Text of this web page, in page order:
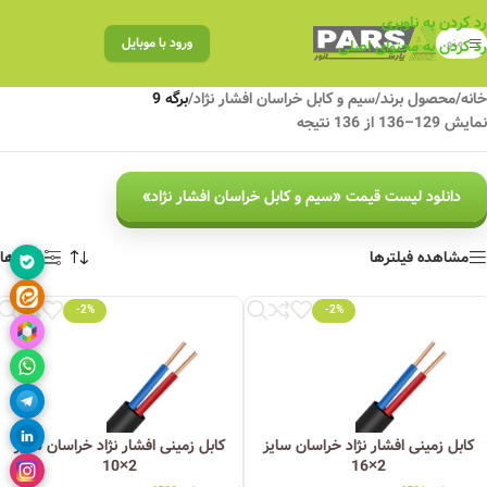
رد کردن به ناوبری
رد کردن به محتوای اصلی
منو ورود با موبایل
خانه/محصول برند/سیم و کابل خراسان افشار نژاد/برگه 9
نمایش 129–136 از 136 نتیجه
دانلود لیست قیمت «سیم و کابل خراسان افشار نژاد»
مشاهده فیلترها فیلترها
-2%
کابل زمینی افشار نژاد خراسان سایز
2×16
-2%
کابل زمینی افشار نژاد خراسان سایز
2×10